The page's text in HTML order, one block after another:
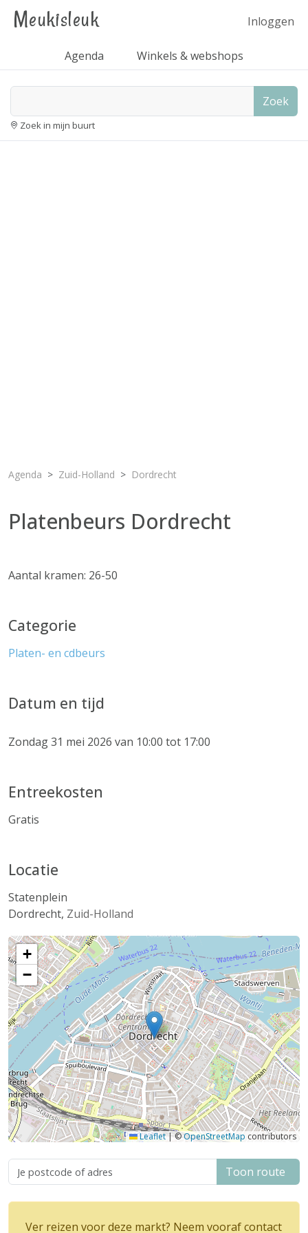
Meukisleuk Inloggen
Agenda Winkels & webshops
Zoek
Zoek in mijn buurt
Agenda Zuid-Holland Dordrecht
Platenbeurs Dordrecht
Aantal kramen: 26-50
Categorie
Platen- en cdbeurs
Datum en tijd
Zondag 31 mei 2026 van 10:00 tot 17:00
Entreekosten
Gratis
Locatie
Statenplein
Dordrecht, Zuid-Holland
+
−
Leaflet|©OpenStreetMap contributors
Toon route
Ver reizen voor deze markt? Neem vooraf contact